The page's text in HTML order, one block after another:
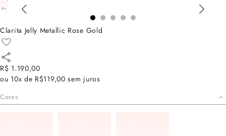
Clarita Jelly Metallic Rose Gold
R$ 1.190,00
ou 10x de R$119,00 sem juros
Cores